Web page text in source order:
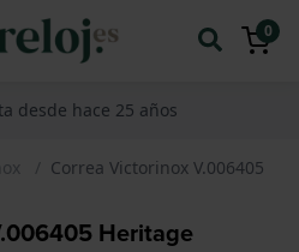
0
desde hace 25 años
Correa Victorinox V.006405
Heritage